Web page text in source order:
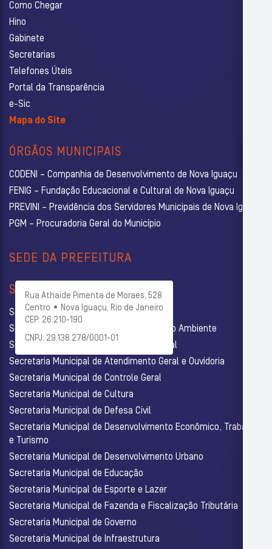
Como Chegar
Hino
Gabinete
Secretarias
Telefones Úteis
Portal da Transparência
e-Sic
Mapa do Site
ÓRGÃOS MUNICIPAIS
CODENI – Companhia de Desenvolvimento de Nova Iguaçu
FENIG – Fundação Educacional e Cultural de Nova Iguaçu
PREVINI – Previdência dos Servidores Municipais de Nova Iguaçu
PGM – Procuradoria Geral do Município
SEDE DA PREFEITURA
Rua Athaide Pimenta de Moraes, 528
Centro • Nova Iguaçu, Rio de Janeiro
CEP: 26.210-190
CNPJ: 29.138.278/0001-01
SECRETARIAS
Secretaria Municipal de Administração
Secretaria Municipal de Agricultura e Meio Ambiente
Secretaria Municipal de Assistência Social
Secretaria Municipal de Atendimento Geral e Ouvidoria
Secretaria Municipal de Controle Geral
Secretaria Municipal de Cultura
Secretaria Municipal de Defesa Civil
Secretaria Municipal de Desenvolvimento Econômico, Trabalho
e Turismo
Secretaria Municipal de Desenvolvimento Urbano
Secretaria Municipal de Educação
Secretaria Municipal de Esporte e Lazer
Secretaria Municipal de Fazenda e Fiscalização Tributária
Secretaria Municipal de Governo
Secretaria Municipal de Infraestrutura